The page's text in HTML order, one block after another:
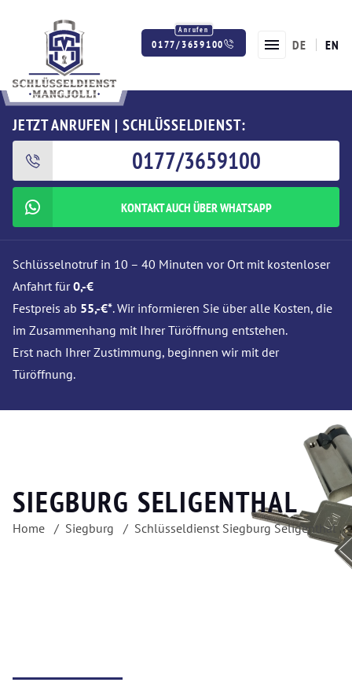
0177/3659100 DE EN
JETZT ANRUFEN | SCHLÜSSELDIENST:
0177/3659100
KONTAKT AUCH ÜBER WHATSAPP
Schlüsselnotruf in 10 – 40 Minuten vor Ort mit kostenloser
Anfahrt für0,-€
Festpreis ab 55,-€*. Wir informieren Sie über alle Kosten, die
im Zusammenhang mit Ihrer Türöffnung entstehen.
Erst nach Ihrer Zustimmung, beginnen wir mit der
Türöffnung.
SIEGBURG SELIGENTHAL
Home Siegburg Schlüsseldienst Siegburg Seligenthal